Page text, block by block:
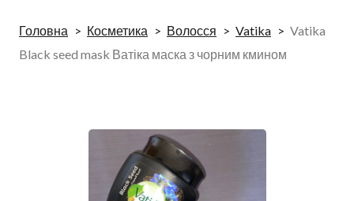
Головна Косметика Волосся Vatika
Vatika
Black seed mask Ватіка маска з чорним кмином